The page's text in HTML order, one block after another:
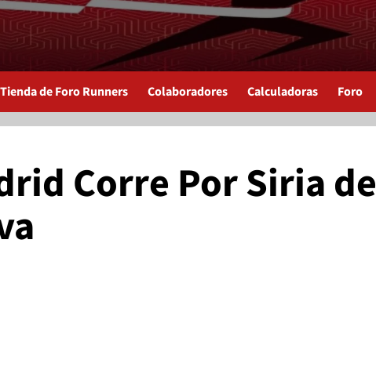
de Foro Runners Colaboradores Calculadoras Foro
Corre Por Siria de